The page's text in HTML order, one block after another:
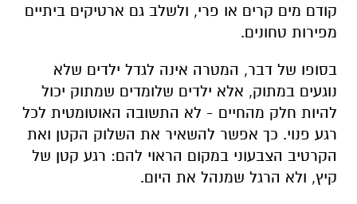
קודם מים קרים או פרי, ולשלב גם ארטיקים ביתיים
מפירות טחונים.
בסופו של דבר, המטרה אינה לגדל ילדים שלא
נוגעים במתוק, אלא ילדים שלומדים שמתוק יכול
להיות חלק מהחיים - לא התשובה האוטומטית לכל
רגע פנוי. כך אפשר להשאיר את השלוק הקטן ואת
הקרטיב הצבעוני במקום הראוי להם: רגע קטן של
קיץ, ולא הרגל שמנהל את היום.